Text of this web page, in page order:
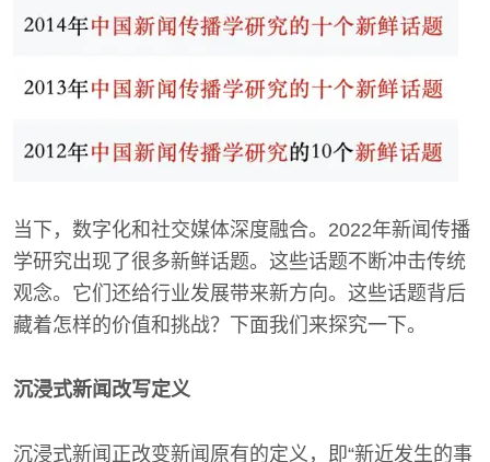
当下，数字化和社交媒体深度融合。2022年新闻传播
学研究出现了很多新鲜话题。这些话题不断冲击传统
观念。它们还给行业发展带来新方向。这些话题背后
藏着怎样的价值和挑战？下面我们来探究一下。
沉浸式新闻改写定义
沉浸式新闻正改变新闻原有的定义，即“新近发生的事